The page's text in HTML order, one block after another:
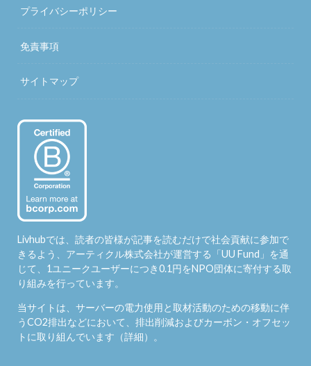
プライバシーポリシー
免責事項
サイトマップ
Livhubでは、読者の皆様が記事を読むだけで社会貢献に参加で
きるよう、アーティクル株式会社が運営する「UU Fund 」を通
じて、1ユニークユーザーにつき0.1円をNPO団体に寄付する取
り組みを行っています。
当サイトは、サーバーの電力使用と取材活動のための移動に伴
うCO2排出などにおいて、排出削減およびカーボン・オフセッ
トに取り組んでいます（詳細）。